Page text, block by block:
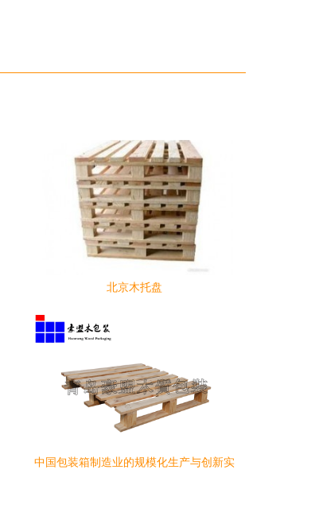
北京木托盘
中国包装箱制造业的规模化生产与创新实